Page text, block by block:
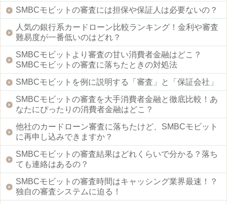
SMBCモビットの審査には担保や保証人は必要ないの？
人気の銀行系カードローン比較ランキング！金利や審査
難易度が一番低いのはどれ？
SMBCモビットより審査の甘い消費者金融はどこ？
SMBCモビットの審査に落ちたときの対処法
SMBCモビットを例に説明する「審査」と「保証会社」
SMBCモビットの審査を大手消費者金融と徹底比較！あ
なたにぴったりの消費者金融はどこ？
他社のカードローン審査に落ちたけど、SMBCモビット
に再申し込みできますか？
SMBCモビットの審査結果はどれくらいで分かる？落ち
ても連絡はあるの？
SMBCモビットの審査時間はキャッシング業界最速！？
独自の審査システムに迫る！